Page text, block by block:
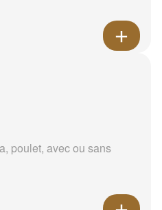
poulet, avec ou sans